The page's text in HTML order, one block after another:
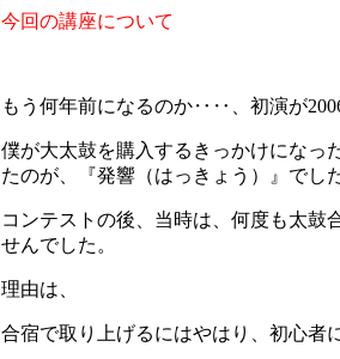
今回の講座について
もう何年前になるのか‥‥、初演が
僕が大太鼓を購入するきっかけになっ
たのが、『発響（はっきょう）』でした
コンテストの後、当時は、何度も太鼓
せんでした。
理由は、
合宿で取り上げるにはやはり、初心者